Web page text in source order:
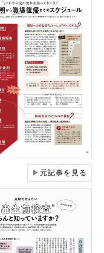
▶元記事を見る